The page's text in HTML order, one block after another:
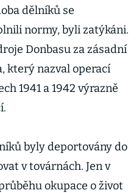
dělníků se
normy, byli zatýkáni.
Donbasu za zásadní
který nazval operací
1941 a 1942 výrazně
byly deportovány do
v továrnách. Jen v
okupace o život